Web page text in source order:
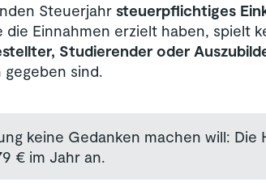
Steuerjahr steuerpflichtiges
Einnahmen erzielt haben, spielt
Studierender oder
sind.
keine Gedanken machen will: Die
€ im Jahr an.